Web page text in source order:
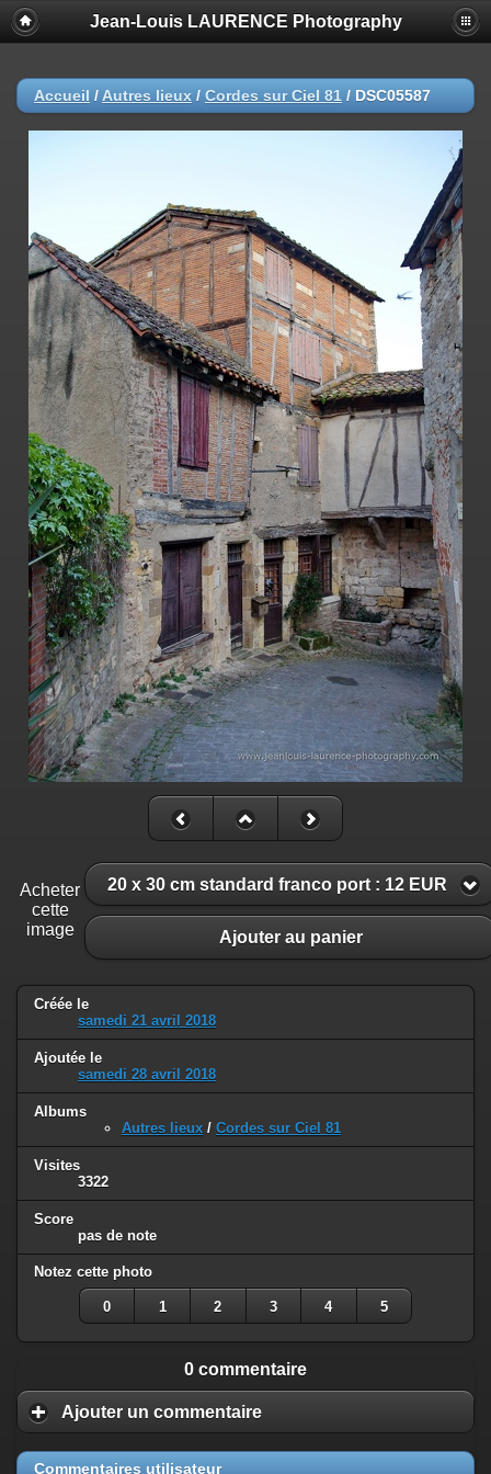
Jean-Louis LAURENCE Photography
Accueil / Autres lieux / Cordes sur Ciel 81 / DSC05587
Acheter
cette
image
20 x 30 cm standard franco port : 12 EUR
Ajouter au panier
Créée le
samedi 21 avril 2018
Ajoutée le
samedi 28 avril 2018
Albums
Autres lieux / Cordes sur Ciel 81
Visites
3322
Score
pas de note
Notez cette photo
0 1 2 3 4 5
0 commentaire
Ajouter un commentaire
Commentaires utilisateur